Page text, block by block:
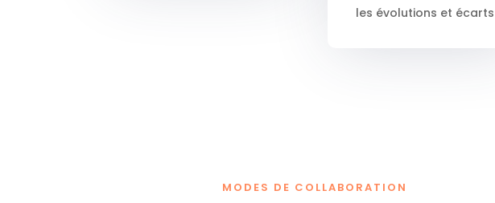
les évolutions et
MODES DE COLLABORATION